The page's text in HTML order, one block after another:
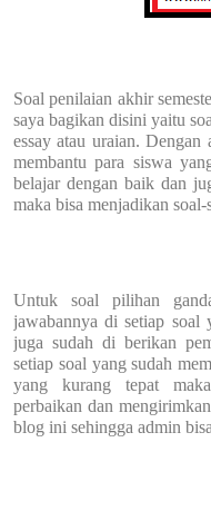
Soal penilaian akhir
saya bagikan disini yaitu
essay atau uraian.
membantu para siswa
belajar dengan baik dan
maka bisa menjadikan
Untuk soal pilihan
jawabannya di setiap
juga sudah di berikan
setiap soal yang sudah
yang kurang tepat
perbaikan dan
blog ini sehingga admin